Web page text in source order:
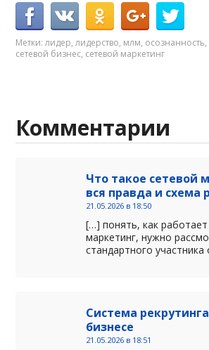
Метки:лидер,лидерство, млм, осознанность,
сетевой бизнес, сетевой маркетинг
Комментарии
Что такое сетевой
вся правда и схема
21.05.2026 в 18:50
[…] понять, как
маркетинг, нужно
стандартного
Система
бизнесе
21.05.2026 в 18:51